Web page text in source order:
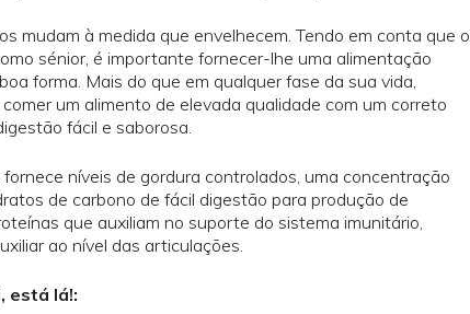
mudam à medida que envelhecem. Tendo em conta que o
sénior, é importante fornecer-lhe uma alimentação
forma. Mais do que em qualquer fase da sua vida,
um alimento de elevada qualidade com um correto
fácil e saborosa.
níveis de gordura controlados, uma concentração
de carbono de fácil digestão para produção de
que auxiliam no suporte do sistema imunitário,
ao nível das articulações.
está lá!: